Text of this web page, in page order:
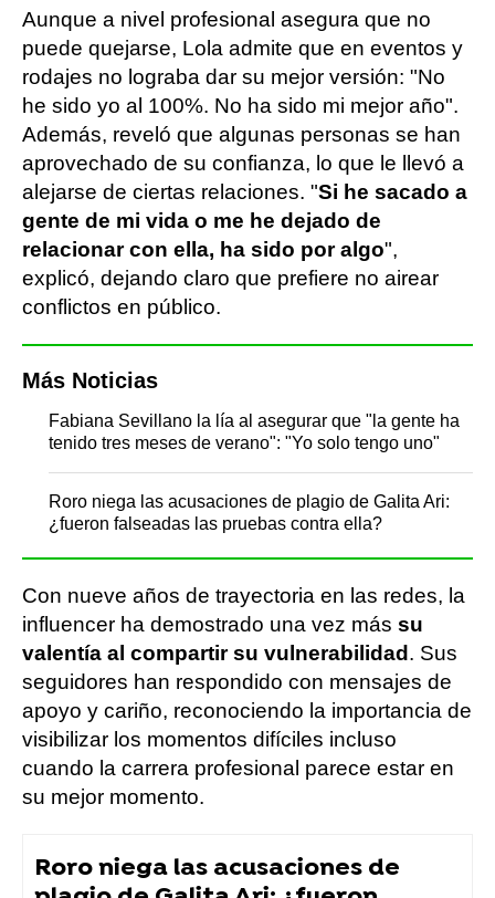
Aunque a nivel profesional asegura que no
puede quejarse, Lola admite que en eventos y
rodajes no lograba dar su mejor versión: "No
he sido yo al 100%. No ha sido mi mejor año".
Además, reveló que algunas personas se han
aprovechado de su confianza, lo que le llevó a
alejarse de ciertas relaciones. "Si he sacado a
gente de mi vida o me he dejado de
relacionar con ella, ha sido por algo",
explicó, dejando claro que prefiere no airear
conflictos en público.
Más Noticias
Fabiana Sevillano la lía al asegurar que "la gente ha
tenido tres meses de verano": "Yo solo tengo uno"
Roro niega las acusaciones de plagio de Galita Ari:
¿fueron falseadas las pruebas contra ella?
Con nueve años de trayectoria en las redes, la
influencer ha demostrado una vez más su
valentía al compartir su vulnerabilidad . Sus
seguidores han respondido con mensajes de
apoyo y cariño, reconociendo la importancia de
visibilizar los momentos difíciles incluso
cuando la carrera profesional parece estar en
su mejor momento.
Roro niega las acusaciones de